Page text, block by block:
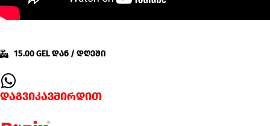
15.00 GEL დან / დღეში
დაგვიკავშირდით